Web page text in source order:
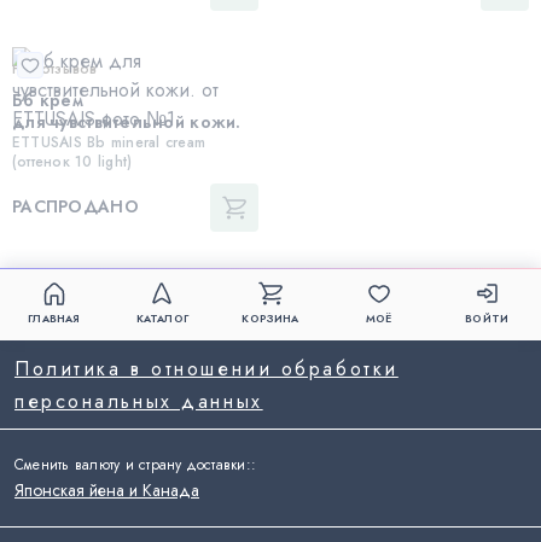
Нет отзывов
Бб крем
для чувствительной кожи.
ETTUSAIS Bb mineral cream
(оттенок 10 light)
РАСПРОДАНО
ГЛАВНАЯ КАТАЛОГ КОРЗИНА МОЁ ВОЙТИ
Политика в отношении обработки
персональных данных
Сменить валюту и страну доставки::
Японская йена и Канада